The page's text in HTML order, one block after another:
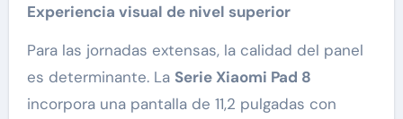
Experiencia visual de nivel superior
Para las jornadas extensas, la calidad del panel
es determinante. La Serie Xiaomi Pad 8
incorpora una pantalla de 11,2 pulgadas con